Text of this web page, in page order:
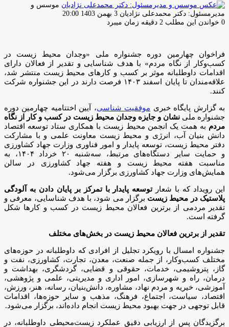
موسس و
مدیرمسئول: دکتر محمدعلی نژادیان ارسال
ایمیل
3 بهمن 1403 20:00
0 خواندن این مطلب 2 دقیقه زمان میبرد
فراخوان چهارمین دوره جشنواره ملی «وجدان محیط زیست در
کسب‌وکار از نگاه مردم» با هدف شناسایی و تقدیر از فعالان دارای
اقدامات داوطلبانه موثر بر کسب و کارهای محیط زیست منتشر شد،
علاقه‌مندان تا پایان اسفند ۱۴۰۳ فرصت دارند در این جشنواره شرکت
کنند.
به گزارش پایگاه خبری موفقیت شناسی، آیین اختتامیه چهارمین دوره
جشنواره ملی نشان و جایزه وجدان محیط زیست در کسب و کار از نگاه
مردم به همت یک انجمن محیط زیست با همکاری ستاد توسعه اقتصاد
دانش بنیان آب، انرژی و محیط زیست معاونت علمی و با مشارکت
دفتر محیط زیست، توسعه پایدار و امور فناوری وزارت جهاد کشاورزی
و حمایت سایر دستگاه‌های مرتبط، سه‌شنبه ۲۰ خرداد ۱۴۰۴، به
مناسبت هفته محیط زیست و هفته جهاد کشاورزی در سالن
همایش‌های وزارت جهاد کشاورزی برگزار می‌شود.
این رویداد که با شعارتوسعه پایدار با تمرکز بر پایان دادن به آلودگی
پلاستیک در محیط زیست برگزار می شود، با هدف شناسایی، معرفی و
تقدیر مردمی از برترین فعالان محیط زیست در کسب و کارها شکل
گرفته است.
تقدیر از برترین فعالان محیط زیست در بخش‌های مختلف
جشنواره امسال با رویکرد تجلیل از افرادی که داوطلبانه در حوزه‌های
مختلف کسب‌وکار، از جمله صنعت، معدن، تجارت، کشاورزی، نفت و
گاز، پتروشیمی، خدمات، حقوقی و قضایی، گردشگری، بهداشت و
درمان، راه و شهرسازی، امور اداری و مدیریتی، علمی و پژوهشی،
آموزشی، خیریه و مردم نهاد، مشاوره، دانش‌بنیان، رسانه، هنر، ورزش،
اقتصاد، سیاست، اجتماع، فرهنگ، مذهب و سایر حوزه‌ها، اقدامات
قابل توجهی در جهت بهبود محیط زیست انجام داده‌اند، برگزار می‌شود.
برگزیدگان پس از ارزیابی دقیق عملکرد زیست‌محیطی داوطلبانه، در